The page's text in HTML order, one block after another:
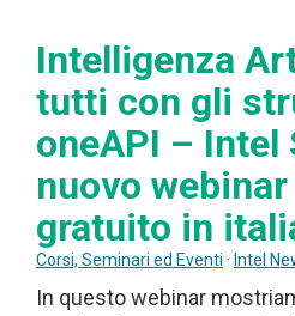
Intelligenza
tutti con gli
oneAPI – Intel
nuovo
gratuito in
Corsi, Seminari ed Eventi · Intel
In questo webinar